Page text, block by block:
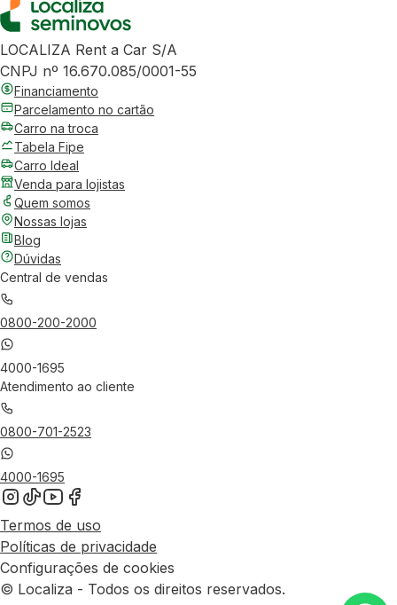
LOCALIZA Rent a Car S/A
CNPJ nº 16.670.085/0001-55
Financiamento
Parcelamento no cartão
Carro na troca
Tabela Fipe
Carro Ideal
Venda para lojistas
Quem somos
Nossas lojas
Blog
Dúvidas
Central de vendas
0800-200-2000
4000-1695
Atendimento ao cliente
0800-701-2523
4000-1695
Termos de uso
Políticas de privacidade
Configurações de cookies
© Localiza - Todos os direitos reservados.